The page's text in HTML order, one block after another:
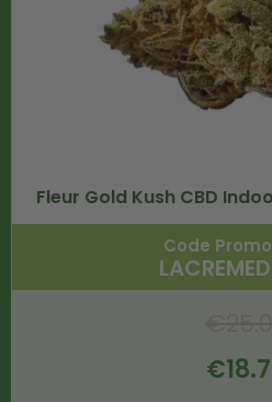
Fleur Gold Kush CBD
Code
€